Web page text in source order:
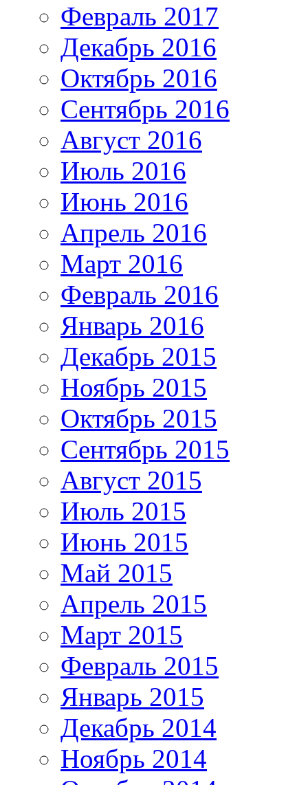
Февраль 2017
Декабрь 2016
Октябрь 2016
Сентябрь 2016
Август 2016
Июль 2016
Июнь 2016
Апрель 2016
Март 2016
Февраль 2016
Январь 2016
Декабрь 2015
Ноябрь 2015
Октябрь 2015
Сентябрь 2015
Август 2015
Июль 2015
Июнь 2015
Май 2015
Апрель 2015
Март 2015
Февраль 2015
Январь 2015
Декабрь 2014
Ноябрь 2014